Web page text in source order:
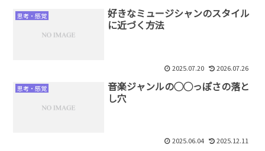
思考・感覚
好きなミュージシャンのスタイル
に近づく方法
2025.07.20 2026.07.26
思考・感覚
音楽ジャンルの◯◯っぽさの落と
し穴
2025.06.04 2025.12.11